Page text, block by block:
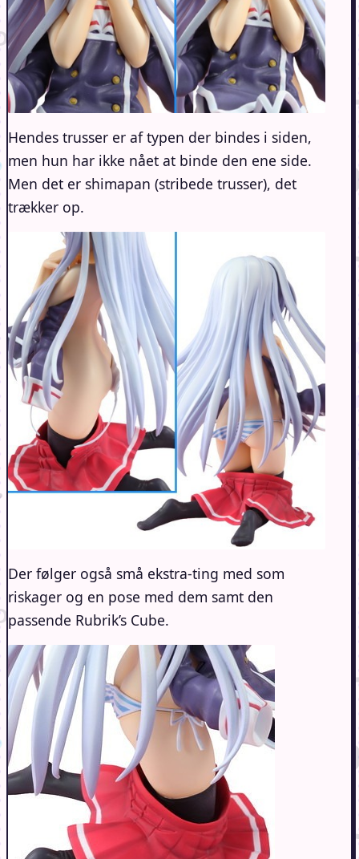
Hendes trusser er af typen der bindes i siden,
men hun har ikke nået at binde den ene side.
Men det er shimapan (stribede trusser), det
trækker op.
Der følger også små ekstra-ting med som
riskager og en pose med dem samt den
passende Rubrik’s Cube.